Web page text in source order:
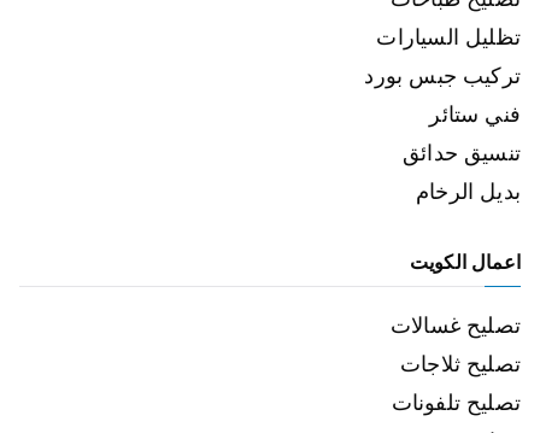
تظليل السيارات
تركيب جبس بورد
فني ستائر
تنسيق حدائق
بديل الرخام
اعمال الكويت
تصليح غسالات
تصليح ثلاجات
تصليح تلفونات